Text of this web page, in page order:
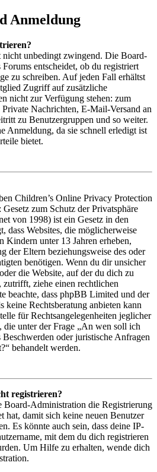
Anmeldung
nicht unbedingt zwingend. Die Board-
entscheidet, ob du registriert
zu schreiben. Auf jeden Fall erhältst
Zugriff auf zusätzliche
nicht zur Verfügung stehen: zum
Nachrichten, E-Mail-Versand an
zu Benutzergruppen und so weiter.
Anmeldung, da sie schnell erledigt ist
bietet.
Children’s Online Privacy Protection
zum Schutz der Privatsphäre
von 1998) ist ein Gesetz in den
dass Websites, die möglicherweise
Kindern unter 13 Jahren erheben,
der Eltern beziehungsweise des oder
benötigen. Wenn du dir unsicher
die Website, auf der du dich zu
zutrifft, ziehe einen rechtlichen
beachte, dass phpBB Limited und der
keine Rechtsberatung anbieten kann
für Rechtsangelegenheiten jeglicher
die unter der Frage „An wen soll ich
oder juristische Anfragen
behandelt werden.
registrieren?
Board-Administration die Registrierung
hat, damit sich keine neuen Benutzer
Es könnte auch sein, dass deine IP-
mit dem du dich registrieren
Um Hilfe zu erhalten, wende dich